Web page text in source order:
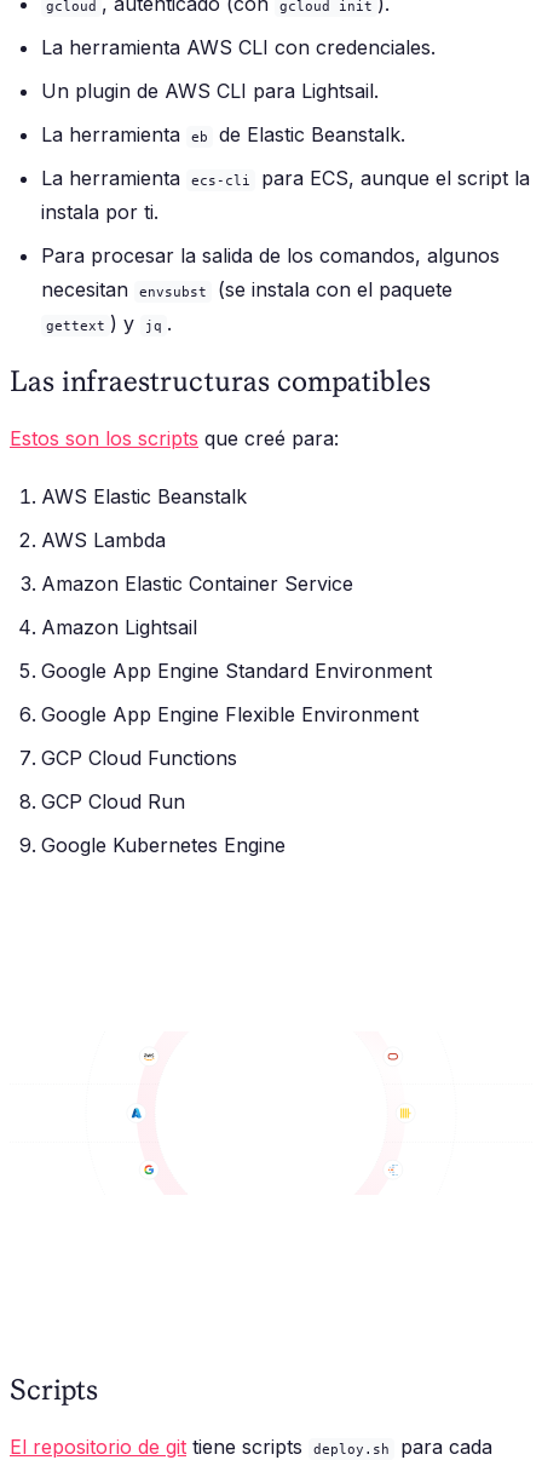
gcloud gcloud init
La herramienta AWS CLI con credenciales.
Un plugin de AWS CLI para Lightsail.
La herramienta
eb
de Elastic Beanstalk.
La herramienta
ecs-cli
para ECS, aunque el script la
instala por ti.
Para procesar la salida de los comandos, algunos
necesitan
envsubst (se instala con el paquete
gettext ) y jq .
Las infraestructuras compatibles
Estos son los scripts que creé para:
AWS Elastic Beanstalk
AWS Lambda
Amazon Elastic Container Service
Amazon Lightsail
Google App Engine Standard Environment
Google App Engine Flexible Environment
GCP Cloud Functions
GCP Cloud Run
Google Kubernetes Engine
Scripts
El repositorio de git tiene scripts deploy.sh
para cada